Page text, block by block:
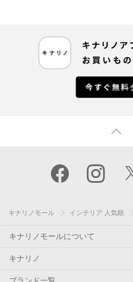
キナリノモール インテリア 人気順
キナリノモールについて
キナリノ